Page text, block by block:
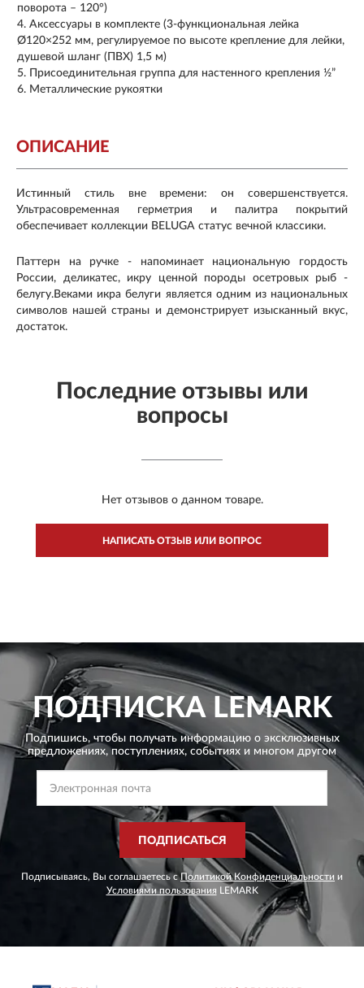
поворота – 120°)
Аксессуары в комплекте (3-функциональная лейка
Ø120×252 мм, регулируемое по высоте крепление для лейки,
душевой шланг (ПВХ) 1,5 м)
Присоединительная группа для настенного крепления ½”
Металлические рукоятки
ОПИСАНИЕ
Истинный стиль вне времени: он совершенствуется.
Ультрасовременная герметрия и палитра покрытий
обеспечивает коллекции BELUGA статус вечной классики.
Паттерн на ручке - напоминает национальную гордость
России, деликатес, икру ценной породы осетровых рыб -
белугу.Веками икра белуги является одним из национальных
символов нашей страны и демонстрирует изысканный вкус,
достаток.
Последние отзывы или
вопросы
Нет отзывов о данном товаре.
НАПИСАТЬ ОТЗЫВ ИЛИ ВОПРОС
ПОДПИСКАLEMARK
Подпишись, чтобы получать информацию о эксклюзивных
предложениях, поступлениях, событиях и многом другом
ПОДПИСАТЬСЯ
Подписываясь, Вы соглашаетесь сПолитикой Конфиденциальности и
Условиями пользования LEMARK